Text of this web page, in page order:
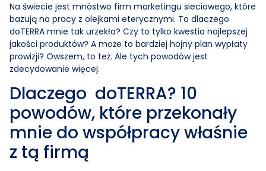
Na świecie jest mnóstwo firm marketingu sieciowego, które
bazują na pracy z olejkami eterycznymi. To dlaczego
doTERRA mnie tak urzekła? Czy to tylko kwestia najlepszej
jakości produktów? A może to bardziej hojny plan wypłaty
prowizji? Owszem, to też. Ale tych powodów jest
zdecydowanie więcej.
Dlaczego doTERRA? 10
powodów, które przekonały
mnie do współpracy właśnie
z tą firmą